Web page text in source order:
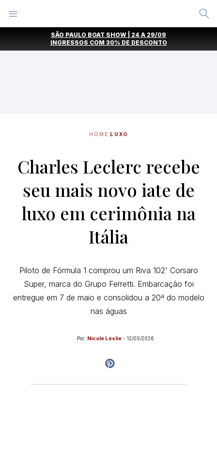
SÃO PAULO BOAT SHOW | 24 A 29/09
INGRESSOS COM 30% DE DESCONTO
HOME LUXO
Charles Leclerc recebe
seu mais novo iate de
luxo em cerimônia na
Itália
Piloto de Fórmula 1 comprou um Riva 102' Corsaro
Super, marca do Grupo Ferretti. Embarcação foi
entregue em 7 de maio e consolidou a 20ª do modelo
nas águas
Por: Nicole Leslie - 12/05/2026